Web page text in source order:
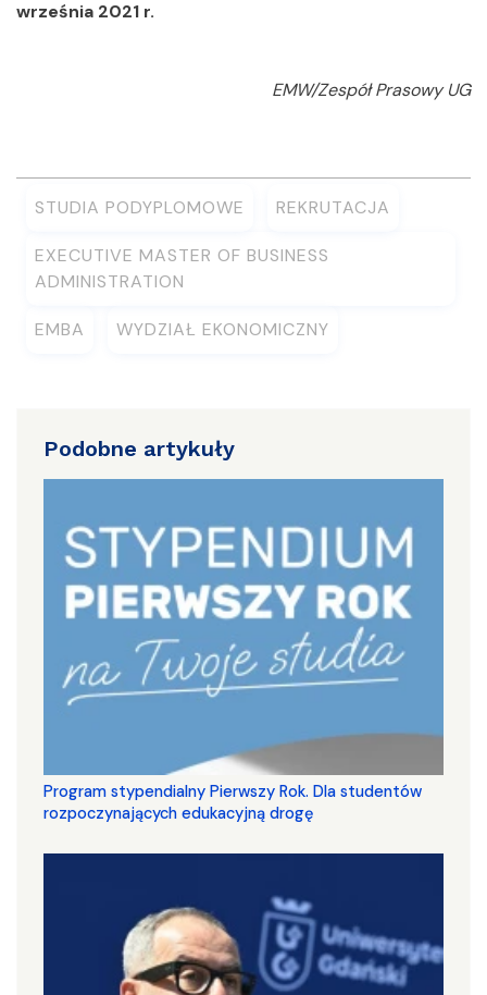
września 2021 r.
EMW/Zespół Prasowy UG
STUDIA PODYPLOMOWE REKRUTACJA
EXECUTIVE MASTER OF BUSINESS
ADMINISTRATION
EMBA WYDZIAŁ EKONOMICZNY
Podobne artykuły
Program stypendialny Pierwszy Rok. Dla studentów
rozpoczynających edukacyjną drogę